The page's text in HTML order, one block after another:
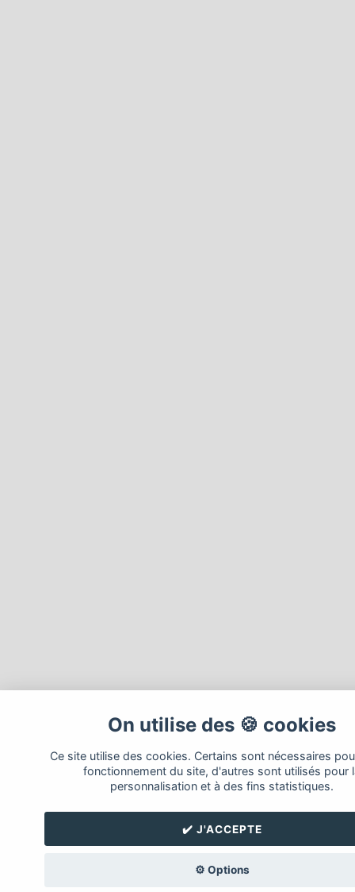
On utilise des 🍪 cookies
Ce site utilise des cookies. Certains sont nécessaires
fonctionnement du site, d'autres sont utilisés pour
personnalisation et à des fins statistiques.
✔️ J'ACCEPTE
⚙️ Options